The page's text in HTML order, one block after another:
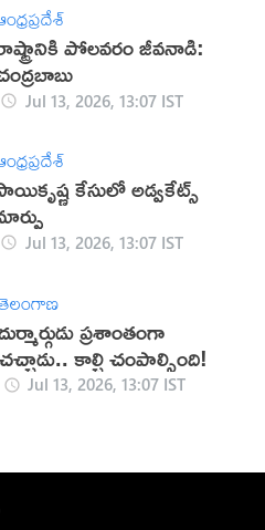
పోలవరం జీవనాడి:
Jul 13, 2026, 13:07 IST
కేసులో అడ్వకేట్స్
Jul 13, 2026, 13:07 IST
ప్రశాంతంగా
కాల్చి చంపాల్సింది!
Jul 13, 2026, 13:07 IST